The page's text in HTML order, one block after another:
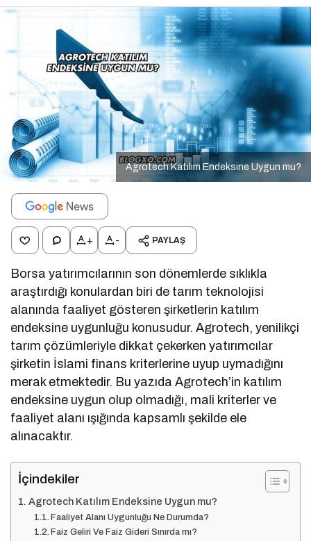
Agrotech Katılım Endeksine Uygun mu?
+ - PAYLAŞ
Borsa yatırımcılarının son dönemlerde sıklıkla
araştırdığı konulardan biri de tarım teknolojisi
alanında faaliyet gösteren şirketlerin katılım
endeksine uygunluğu konusudur. Agrotech, yenilikçi
tarım çözümleriyle dikkat çekerken yatırımcılar
şirketin İslami finans kriterlerine uyup uymadığını
merak etmektedir. Bu yazıda Agrotech’in katılım
endeksine uygun olup olmadığı, mali kriterler ve
faaliyet alanı ışığında kapsamlı şekilde ele
alınacaktır.
İçindekiler
Agrotech Katılım Endeksine Uygun mu?
Faaliyet Alanı Uygunluğu Ne Durumda?
Faiz Geliri Ve Faiz Gideri Sınırda mı?